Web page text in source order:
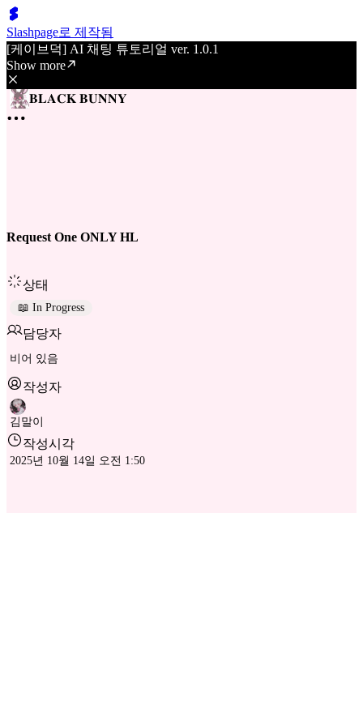
Slashpage로 제작됨
[케이브덕] AI 채팅 튜토리얼 ver. 1.0.1
Show more
𝐁𝐋𝐀𝐂𝐊 𝐁𝐔𝐍𝐍𝐘
Request One ONLY HL
상태
📖 In Progress
담당자
비어 있음
작성자
김말이
작성시각
2025년 10월 14일 오전 1:50